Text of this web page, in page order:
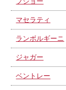
マセラティ
ランボルギーニ
ジャガー
ベントレー